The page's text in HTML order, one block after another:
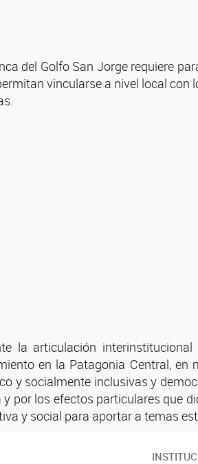
del Golfo San Jorge requiere
vincularse a nivel local
la articulación
en la Patagonia Central, en
y socialmente inclusivas y
y por los efectos particulares que
y social para aportar a temas